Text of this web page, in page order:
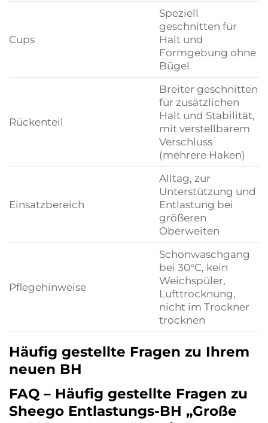
Cups
Speziell
geschnitten für
Halt und
Formgebung ohne
Bügel
Rückenteil
Breiter geschnitten
für zusätzlichen
Halt und Stabilität,
mit verstellbarem
Verschluss
(mehrere Haken)
Einsatzbereich
Alltag, zur
Unterstützung und
Entlastung bei
größeren
Oberweiten
Pflegehinweise
Schonwaschgang
bei 30°C, kein
Weichspüler,
Lufttrocknung,
nicht im Trockner
trocknen
Häufig gestellte Fragen zu Ihrem
neuen BH
FAQ – Häufig gestellte Fragen zu
Sheego Entlastungs-BH „Große